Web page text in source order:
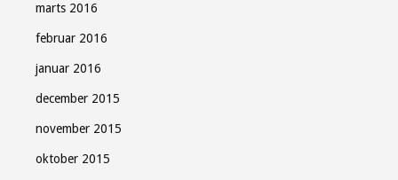
marts 2016
februar 2016
januar 2016
december 2015
november 2015
oktober 2015